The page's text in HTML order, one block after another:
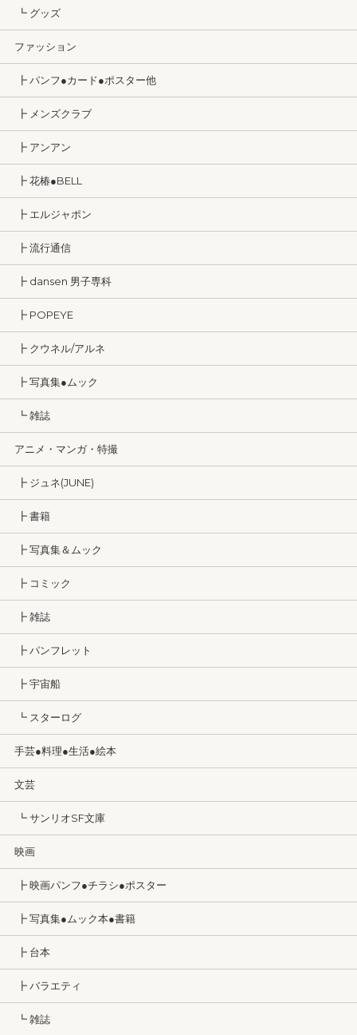
┗ グッズ
ファッション
┣ パンフ●カード●ポスター他
┣ メンズクラブ
┣ アンアン
┣ 花椿●BELL
┣ エルジャポン
┣ 流行通信
┣ dansen 男子専科
┣ POPEYE
┣ クウネル/アルネ
┣ 写真集●ムック
┗ 雑誌
アニメ・マンガ・特撮
┣ ジュネ(JUNE)
┣ 書籍
┣ 写真集＆ムック
┣ コミック
┣ 雑誌
┣ パンフレット
┣ 宇宙船
┗ スターログ
手芸●料理●生活●絵本
文芸
┗ サンリオSF文庫
映画
┣ 映画パンフ●チラシ●ポスター
┣ 写真集●ムック本●書籍
┣ 台本
┣ バラエティ
┗ 雑誌